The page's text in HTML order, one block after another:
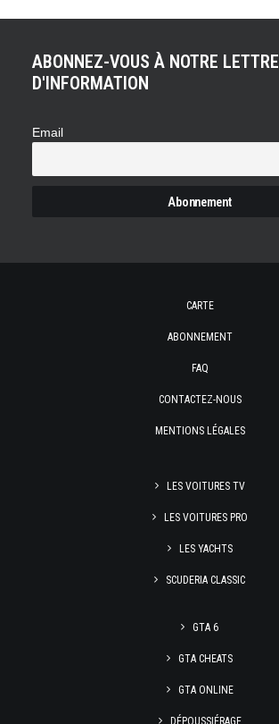
ABONNEZ-VOUS À NOTRE LETTRE
D'INFORMATION
Email
CARTE
ABONNEMENT
FAQ
CONTACTEZ-NOUS
MENTIONS LÉGALES
LES VOITURES TV
LES VOITURES PRO
LES YACHTS
SCUDERIA CLASSIC
GTA 6
GTA CHEATS
GTA ONLINE
DÉPOUSSIÉRAGE